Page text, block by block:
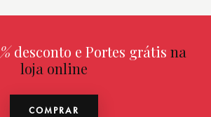
%desconto e Portes grátis na
loja online
COMPRAR